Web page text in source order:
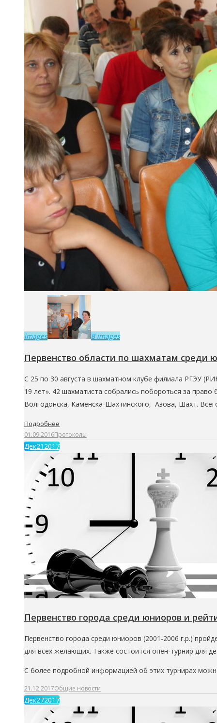
images 8 images
Первенство области по шахматам среди
С 25 по 30 августа в шахматном клубе филиала РГЭУ
19 лет». 42 шахматиста собрались побороться за
Волгодонска, Каменска-Шахтинского, Азова, Шахт.
Подробнее
01.09.2016Протоколы
Дек21 2017
Первенство города среди юниоров и
Первенство города среди юниоров (2001-2006 г.р.)
для всех желающих. Также состоится опен-турнир для
С более подробной информацией об этих турнирах
21.12.2017Общие новости
Дек272017